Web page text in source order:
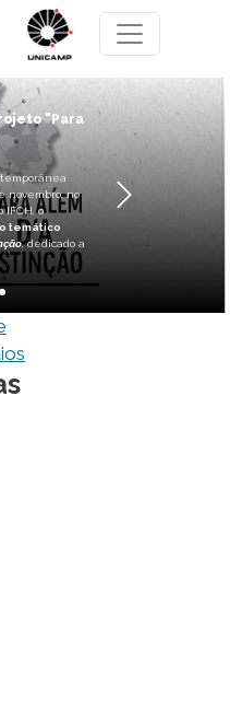
"Para
novembro, no
IFCH, o
temático
, dedicado a